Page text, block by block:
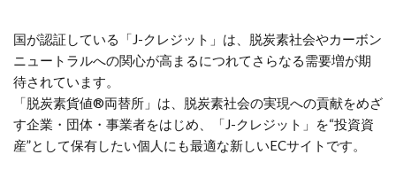
国が認証している「J-クレジット」は、脱炭素社会やカーボン
ニュートラルへの関心が高まるにつれてさらなる需要増が期
待されています。
「脱炭素貨値®両替所」は、脱炭素社会の実現への貢献をめざ
す企業・団体・事業者をはじめ、「J-クレジット」を“投資資
産”として保有したい個人にも最適な新しいECサイトです。